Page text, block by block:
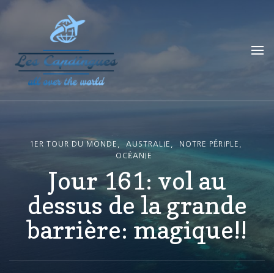
Les Capdingues
blog de voyage
1ER TOUR DU MONDE AUSTRALIE
NOTRE PÉRIPLE
OCÉANIE
Jour 161: vol au
dessus de la grande
barrière: magique!!